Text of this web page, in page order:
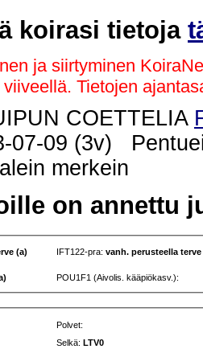
koirasi tietoja
ja siirtyminen
Tietojen
COETTELIA
07-09 (3v)
merkein
on annettu
(a) IFT122-pra:vanh. perusteella terve
POU1F1 (Aivolis. kääpiökasv.):
Polvet:
Selkä:LTV0